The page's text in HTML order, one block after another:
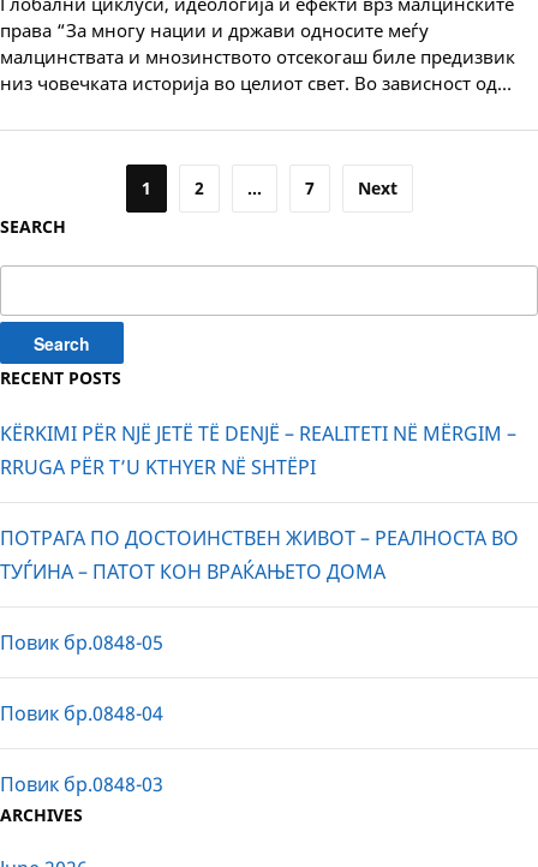
SEARCH
for:
RECENT POSTS
KËRKIMI PËR NJË JETË TË DENJË – REALITETI NË MËRGIM –
RRUGA PËR T’U KTHYER NË SHTËPI
ПОТРАГА ПО ДОСТОИНСТВЕН ЖИВОТ – РЕАЛНОСТА ВО
ТУЃИНА – ПАТОТ КОН ВРАЌАЊЕТО ДОМА
Повик бр.0848-05
Повик бр.0848-04
Повик бр.0848-03
ARCHIVES
права “За многу нации и држави односите меѓу
малцинствата и мнозинството отсекогаш биле предизвик
низ човечката историја во целиот свет. Во зависност од…
pagination
1 2 … 7 Next